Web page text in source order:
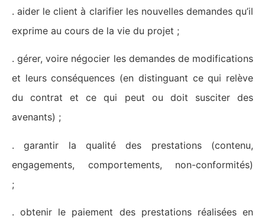
. aider le client à clarifier les nouvelles demandes qu’il
exprime au cours de la vie du projet ;
. gérer, voire négocier les demandes de modifications
et leurs conséquences (en distinguant ce qui relève
du contrat et ce qui peut ou doit susciter des
avenants) ;
. garantir la qualité des prestations (contenu,
engagements, comportements, non-conformités)
;
. obtenir le paiement des prestations réalisées en